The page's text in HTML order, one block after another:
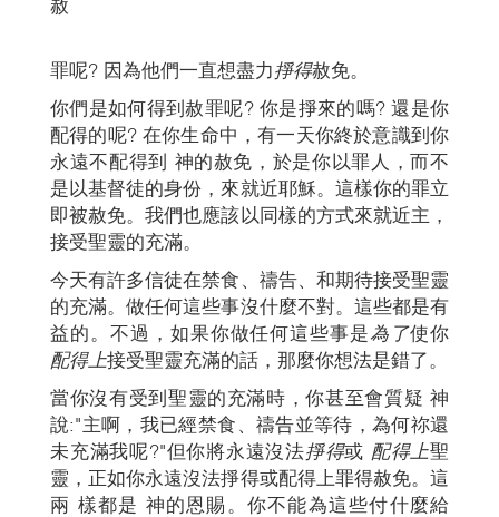
赦
罪呢? 因為他們一直想盡力掙得赦免。
你們是如何得到赦罪呢? 你是掙來的嗎? 還是你
配得的呢? 在你生命中，有一天你終於意識到你
永遠不配得到 神的赦免，於是你以罪人，而不
是以基督徒的身份，來就近耶穌。這樣你的罪立
即被赦免。我們也應該以同樣的方式來就近主，
接受聖靈的充滿。
今天有許多信徒在禁食、禱告、和期待接受聖靈
的充滿。做任何這些事沒什麼不對。這些都是有
益的。不過，如果你做任何這些事是為了使你
配得上接受聖靈充滿的話，那麼你想法是錯了。
當你沒有受到聖靈的充滿時，你甚至會質疑 神
說:"主啊，我已經禁食、禱告並等待，為何祢還
未充滿我呢?"但你將永遠沒法掙得或 配得上聖
靈，正如你永遠沒法掙得或配得上罪得赦免。這
兩 樣都是 神的恩賜。你不能為這些付什麼給